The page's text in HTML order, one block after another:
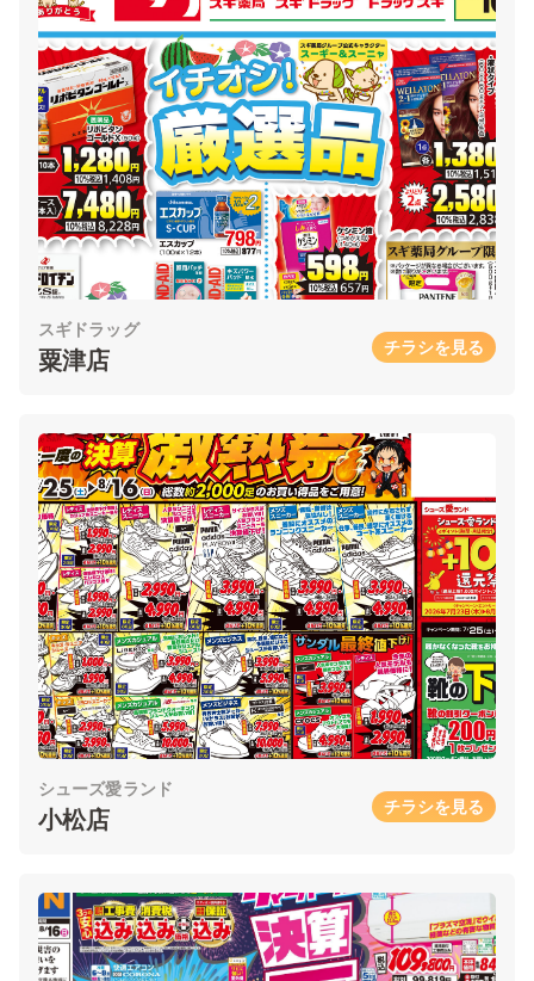
スギドラッグ
粟津店 チラシを見る
シューズ愛ランド
小松店 チラシを見る